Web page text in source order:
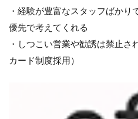
・経験が豊富なスタッフばかり
優先で考えてくれる
・しつこい営業や勧誘は禁止さ
カード制度採用）